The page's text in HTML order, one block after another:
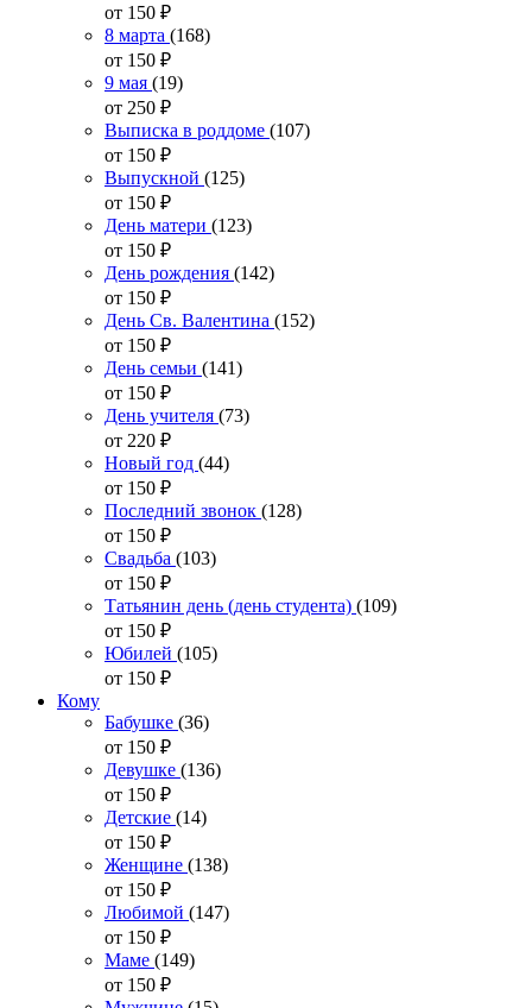
от 150 ₽
8 марта (168)
от 150 ₽
9 мая (19)
от 250 ₽
Выписка в роддоме (107)
от 150 ₽
Выпускной (125)
от 150 ₽
День матери (123)
от 150 ₽
День рождения (142)
от 150 ₽
День Св. Валентина (152)
от 150 ₽
День семьи (141)
от 150 ₽
День учителя (73)
от 220 ₽
Новый год (44)
от 150 ₽
Последний звонок (128)
от 150 ₽
Свадьба (103)
от 150 ₽
Татьянин день (день студента) (109)
от 150 ₽
Юбилей (105)
от 150 ₽
Кому
Бабушке (36)
от 150 ₽
Девушке (136)
от 150 ₽
Детские (14)
от 150 ₽
Женщине (138)
от 150 ₽
Любимой (147)
от 150 ₽
Маме (149)
от 150 ₽